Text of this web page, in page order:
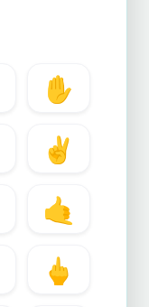
✋
✌️
🤙
🖕